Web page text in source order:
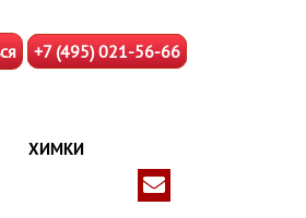
+7 (495) 021-56-66
ХИМКИ